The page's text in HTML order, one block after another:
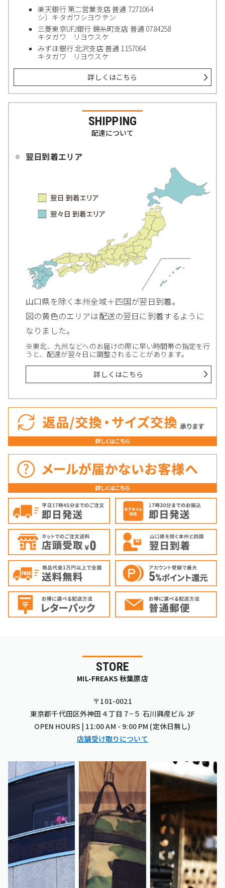
楽天銀行 第二営業支店 普通 7271064
シ）キタガワシヨウテン
三菱東京UFJ銀行 錦糸町支店 普通 0784258
キタガワ リヨウスケ
みずほ銀行 北沢支店 普通 1157064
キタガワ リヨウスケ
詳しくはこちら
SHIPPING
配達について
翌日到着エリア
山口県を除く本州全域＋四国が翌日到着。
図の黄色のエリアは配送の翌日に到着するように
なりました。
※東北、九州などへのお届けの際に早い時間帯の指定を行
うと、配達が翌々日に調整されることがあります。
詳しくはこちら
STORE
MIL-FREAKS 秋葉原店
〒101-0021
東京都千代田区外神田４丁目７−５ 石川興産ビル 2F
OPEN HOURS | 11:00 AM - 9:00 PM (定休日無し)
店舗受け取りについて